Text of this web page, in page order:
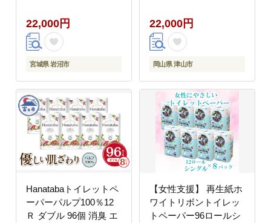
22,000円
宮城県 岩沼市
22,000円
岡山県 津山市
Hanatabaトイレットペ
ーパーパルプ100％12
Ｒ ダブル 96個 消臭 エ
【女性支援】 再生紙ホ
ワイトリボントイレッ
トペーパー96ロールシ